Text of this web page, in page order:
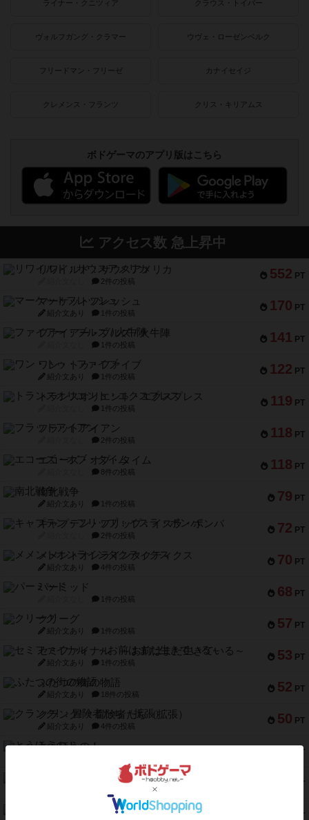
ライナー・クニツィア クラウス・トイバー
ヴォルフガング・クラマー ウヴェ・ローゼンベルク
フリードマン・フリーゼ カナイセイジ
クレメンス・フランツ クリス・キリアムス
ボドゲーマのアプリ版はこちら
アクセス数 急上昇中
552 PT
リワイルド：サウスアメリカ
2件の投稿
170 PT
マーケットフレッシュ
紹介文あり 1件の投稿
141 PT
ファイアー・ブルズ / 火牛陣
1件の投稿
122 PT
ワン・トゥ・ファイブ
紹介文あり 1件の投稿
119 PT
トランスオリエント・エクスプレス
1件の投稿
118 PT
フラットアイアン
2件の投稿
118 PT
エコーズ・オブ・タイム
8件の投稿
79 PT
南北戦争
紹介文あり 1件の投稿
72 PT
キャプテン・フリップ：イスラ・ボンバ
2件の投稿
70 PT
メメントオンラインタクティクス
紹介文あり 4件の投稿
68 PT
パーミッド
1件の投稿
57 PT
クリーグ
紹介文あり 1件の投稿
53 PT
セミファイナル ～お前はまだ生きている～
紹介文あり 1件の投稿
52 PT
ふたつの街の物語
紹介文あり 18件の投稿
50 PT
クランク! ：冒険者たち（拡張）
紹介文あり 4件の投稿
42 PT
とうほうの！
PT
スターマイン・ラミー ポケット
PT